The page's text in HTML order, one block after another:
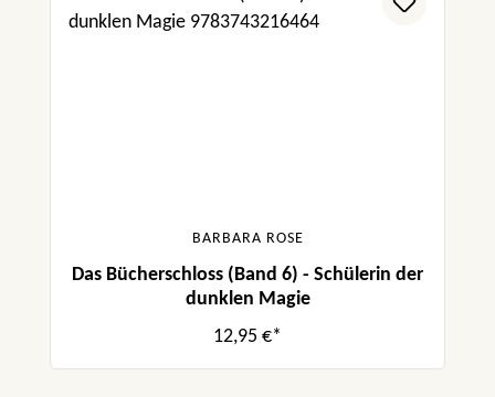
BARBARA ROSE
Das Bücherschloss (Band 6) - Schülerin der
dunklen Magie
12,95 €*